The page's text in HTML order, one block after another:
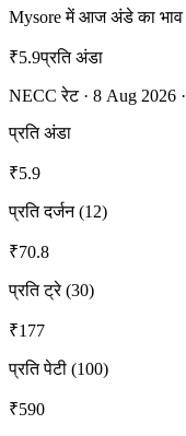
Mysore में आज अंडे का भाव
₹5.9प्रति अंडा
NECC रेट· 8 Aug 2026 ·
प्रति अंडा
₹5.9
प्रति दर्जन (12)
₹70.8
प्रति ट्रे (30)
₹177
प्रति पेटी (100)
₹590